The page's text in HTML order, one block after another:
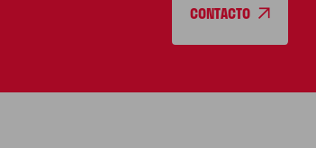
CONTACTO